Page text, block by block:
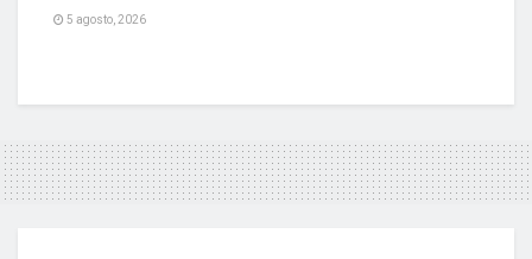
5 agosto, 2026